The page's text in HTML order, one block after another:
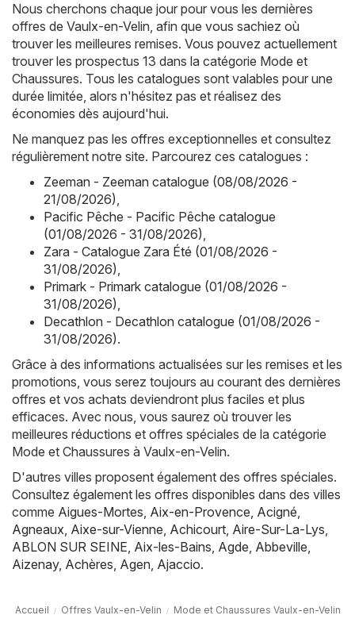
Nous cherchons chaque jour pour vous les dernières
offres de Vaulx-en-Velin, afin que vous sachiez où
trouver les meilleures remises. Vous pouvez actuellement
trouver les prospectus 13 dans la catégorie Mode et
Chaussures. Tous les catalogues sont valables pour une
durée limitée, alors n'hésitez pas et réalisez des
économies dès aujourd'hui.
Ne manquez pas les offres exceptionnelles et consultez
régulièrement notre site. Parcourez ces catalogues :
Zeeman - Zeeman catalogue (08/08/2026 -
21/08/2026),
Pacific Pêche - Pacific Pêche catalogue
(01/08/2026 - 31/08/2026),
Zara - Catalogue Zara Été (01/08/2026 -
31/08/2026),
Primark - Primark catalogue (01/08/2026 -
31/08/2026),
Decathlon - Decathlon catalogue (01/08/2026 -
31/08/2026).
Grâce à des informations actualisées sur les remises et les
promotions, vous serez toujours au courant des dernières
offres et vos achats deviendront plus faciles et plus
efficaces. Avec nous, vous saurez où trouver les
meilleures réductions et offres spéciales de la catégorie
Mode et Chaussures à Vaulx-en-Velin.
D'autres villes proposent également des offres spéciales.
Consultez également les offres disponibles dans des villes
comme Aigues-Mortes, Aix-en-Provence, Acigné,
Agneaux, Aixe-sur-Vienne, Achicourt, Aire-Sur-La-Lys,
ABLON SUR SEINE, Aix-les-Bains, Agde, Abbeville,
Aizenay, Achères, Agen, Ajaccio.
Accueil Offres Vaulx-en-Velin Mode et Chaussures Vaulx-en-Velin